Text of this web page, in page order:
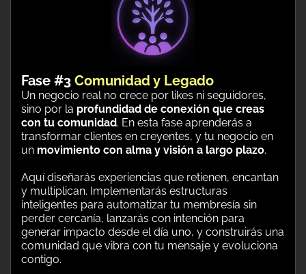
Fase #3 Comunidad y Legado
Un negocio real no crece por likes ni seguidores,
sino por la profundidad de conexión que creas
con tu comunidad. En esta fase aprenderás a
transformar clientes en creyentes, y tu negocio en
un movimiento con alma y visión a largo plazo.
Aquí diseñarás experiencias que retienen, encantan
y multiplican. Implementarás estructuras
inteligentes para automatizar tu membresía sin
perder cercanía, lanzarás con intención para
generar impacto desde el día uno, y construirás una
comunidad que vibra con tu mensaje y evoluciona
contigo.